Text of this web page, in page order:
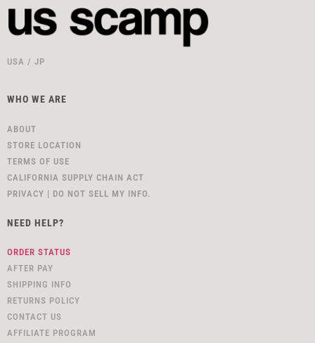
USA / JP
WHO WE ARE
ABOUT
STORE LOCATION
TERMS OF USE
CALIFORNIA SUPPLY CHAIN ACT
PRIVACY | DO NOT SELL MY INFO.
NEED HELP?
ORDER STATUS
AFTER PAY
SHIPPING INFO
RETURNS POLICY
CONTACT US
AFFILIATE PROGRAM